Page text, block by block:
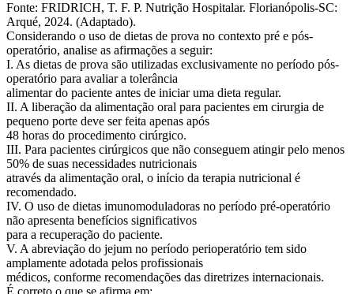
Fonte: FRIDRICH, T. F. P. Nutrição Hospitalar. Florianópolis-SC:
Arqué, 2024. (Adaptado).
Considerando o uso de dietas de prova no contexto pré e pós-
operatório, analise as afirmações a seguir:
I. As dietas de prova são utilizadas exclusivamente no período pós-
operatório para avaliar a tolerância
alimentar do paciente antes de iniciar uma dieta regular.
II. A liberação da alimentação oral para pacientes em cirurgia de
pequeno porte deve ser feita apenas após
48 horas do procedimento cirúrgico.
III. Para pacientes cirúrgicos que não conseguem atingir pelo menos
50% de suas necessidades nutricionais
através da alimentação oral, o início da terapia nutricional é
recomendado.
IV. O uso de dietas imunomoduladoras no período pré-operatório
não apresenta benefícios significativos
para a recuperação do paciente.
V. A abreviação do jejum no período perioperatório tem sido
amplamente adotada pelos profissionais
médicos, conforme recomendações das diretrizes internacionais.
É correto o que se afirma em: